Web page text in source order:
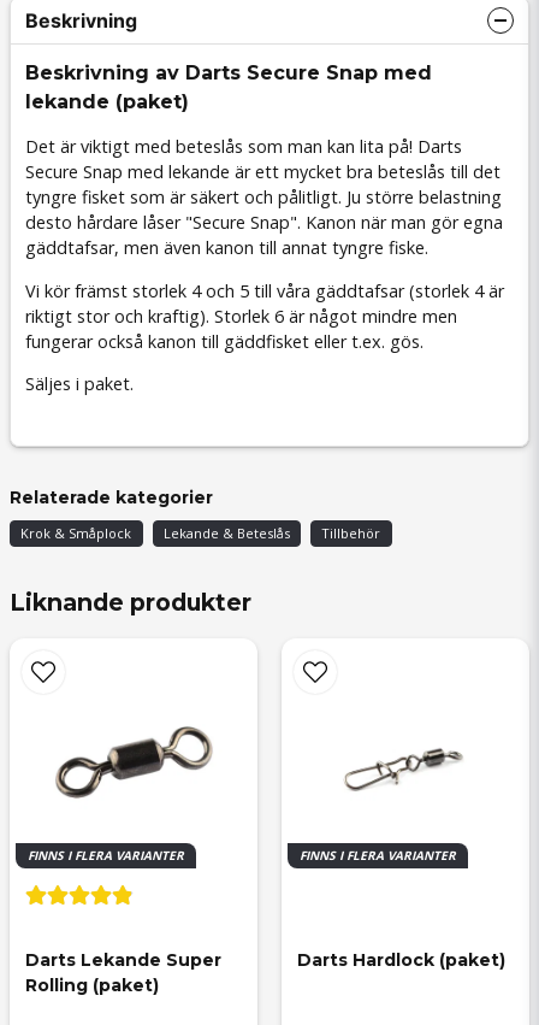
Beskrivning
Beskrivning av Darts Secure Snap med
lekande (paket)
Det är viktigt med beteslås som man kan lita på! Darts
Secure Snap med lekande är ett mycket bra beteslås till det
tyngre fisket som är säkert och pålitligt. Ju större belastning
desto hårdare låser "Secure Snap". Kanon när man gör egna
gäddtafsar, men även kanon till annat tyngre fiske.
Vi kör främst storlek 4 och 5 till våra gäddtafsar (storlek 4 är
riktigt stor och kraftig). Storlek 6 är något mindre men
fungerar också kanon till gäddfisket eller t.ex. gös.
Säljes i paket.
Relaterade kategorier
Krok & Småplock Lekande & Beteslås Tillbehör
Liknande produkter
FINNS I FLERA VARIANTER
Darts Lekande Super
Rolling (paket)
FINNS I FLERA VARIANTER
Darts Hardlock (paket)